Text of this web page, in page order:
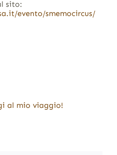
sito:
evento/smemocircus/
al mio viaggio!